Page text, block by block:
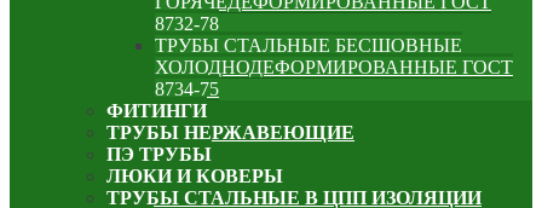
8732-78
ТРУБЫ СТАЛЬНЫЕ БЕСШОВНЫЕ
ХОЛОДНОДЕФОРМИРОВАННЫЕ ГОСТ
8734-75
ФИТИНГИ
ТРУБЫ НЕРЖАВЕЮЩИЕ
ПЭ ТРУБЫ
ЛЮКИ И КОВЕРЫ
ТРУБЫ СТАЛЬНЫЕ В ЦПП ИЗОЛЯЦИИ